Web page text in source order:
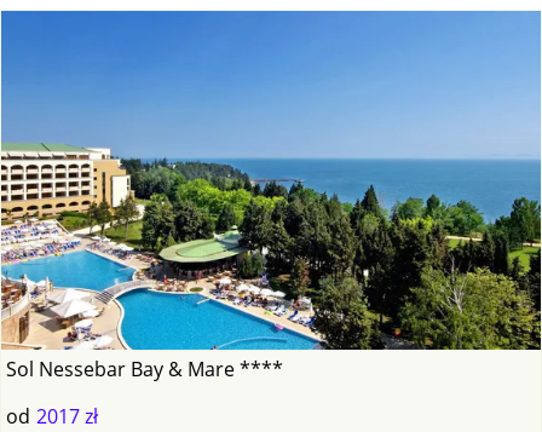
Sol Nessebar Bay & Mare ****
od 2017 zł